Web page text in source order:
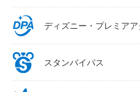
ディズニー・プレミアア
スタンバイパス